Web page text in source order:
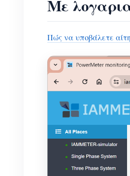
Με
Πώς να υποβάλετε